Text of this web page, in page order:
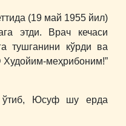
(19 май 1955 йил)
этди. Врач кечаси
тушганини кўрди ва
меҳрибоним!”
ўтиб, Юсуф шу ерда